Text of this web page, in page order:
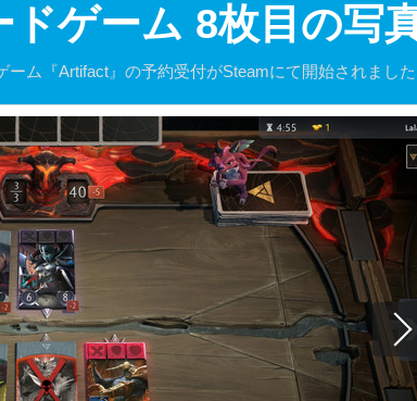
ゲーム 8枚目の写
ム『Artifact』の予約受付がSteamにて開始されました